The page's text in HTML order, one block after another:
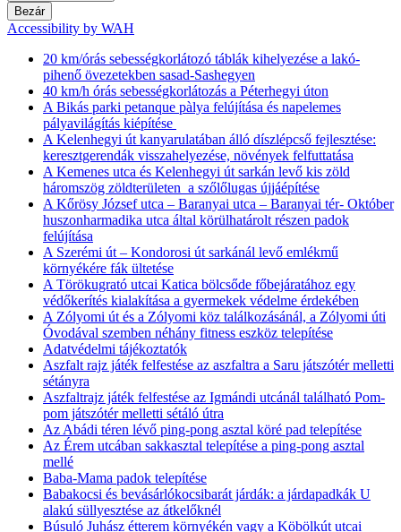
Bezár
Accessibility by WAH
20 km/órás sebességkorlátozó táblák kihelyezése a lakó-
pihenő övezetekben sasad-Sashegyen
40 km/h órás sebességkorlátozás a Péterhegyi úton
A Bikás parki petanque pàlya felújítása és napelemes
pályavilágítás kiépítése
A Kelenhegyi út kanyarulatában álló díszlépcső fejlesztése:
keresztgerendák visszahelyezése, növények felfuttatása
A Kemenes utca és Kelenhegyi út sarkán levő kis zöld
háromszög zöldterületen a szőlőlugas újjáépítése
A Kőrösy József utca – Baranyai utca – Baranyai tér- Október
huszonharmadika utca által körülhatárolt részen padok
felújítása
A Szerémi út – Kondorosi út sarkánál levő emlékmű
környékére fák ültetése
A Törökugrató utcai Katica bölcsőde főbejáratához egy
védőkerítés kialakítása a gyermekek védelme érdekében
A Zólyomi út és a Zólyomi köz találkozásánál, a Zólyomi úti
Óvodával szemben néhány fitness eszköz telepítése
Adatvédelmi tájékoztatók
Aszfalt rajz játék felfestése az aszfaltra a Saru játszótér melletti
sétányra
Aszfaltrajz játék felfestése az Igmándi utcánál található Pom-
pom játszótér melletti sétáló útra
Az Abádi téren lévő ping-pong asztal köré pad telepítése
Az Érem utcában sakkasztal telepítése a ping-pong asztal
mellé
Baba-Mama padok telepítése
Babakocsi és bevásárlókocsibarát járdák: a járdapadkák U
alakú süllyesztése az átkelőknél
Búsuló Juhász étterem környékén vagy a Köbölkút utcai